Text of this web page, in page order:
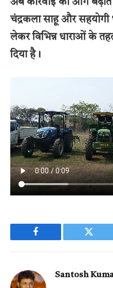
अब कार्रवाई को आगे
चंद्रकला साहू और सहयोगी
लेकर विभिन्न धाराओं के
दिया है।
Facebook
Santosh